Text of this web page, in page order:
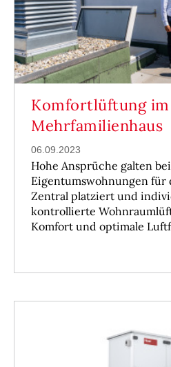
Komfortlüftung im
Mehrfamilienhaus
06.09.2023
Hohe Ansprüche galten
Eigentumswohnungen für
Zentral platziert und
kontrollierte
Komfort und optimale